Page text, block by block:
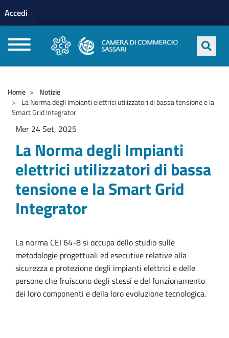
profilo utente
Accedi
Home
Notizie
La Norma degli Impianti elettrici utilizzatori di bassa tensione e la
Smart Grid Integrator
Mer 24 Set, 2025
La Norma degli Impianti
elettrici utilizzatori di bassa
tensione e la Smart Grid
Integrator
La norma CEI 64-8 si occupa dello studio sulle
metodologie progettuali ed esecutive relative alla
sicurezza e protezione degli impianti elettrici e delle
persone che fruiscono degli stessi e del funzionamento
dei loro componenti e della loro evoluzione tecnologica.